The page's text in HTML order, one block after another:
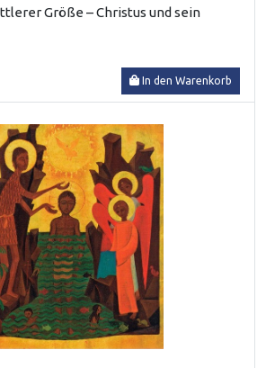
Größe – Christus und sein
In den Warenkorb